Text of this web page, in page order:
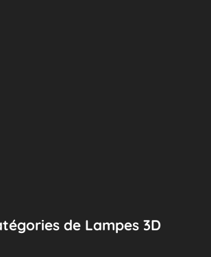
de Lampes 3D